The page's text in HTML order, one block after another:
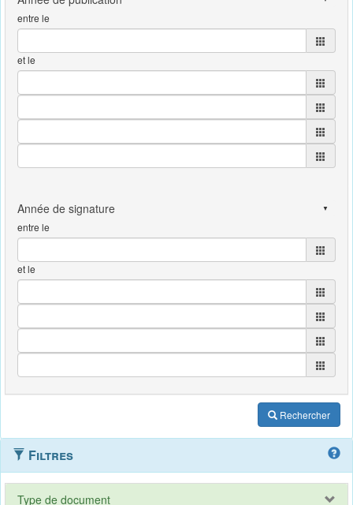
entre le
et le
entre le
et le
Rechercher
Filtres
Type de document